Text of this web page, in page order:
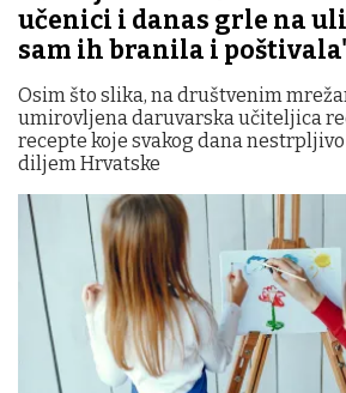
učenici i danas grle na
sam ih branila i
Osim što slika, na društvenim
umirovljena daruvarska učiteljica
recepte koje svakog dana
diljem Hrvatske